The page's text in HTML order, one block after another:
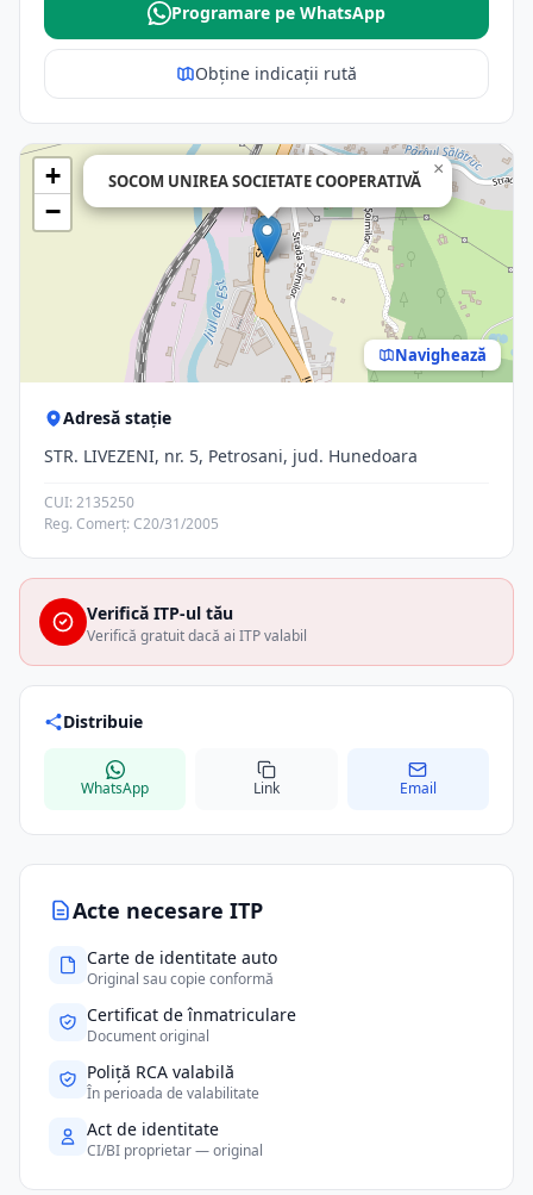
Acte necesare ITP
Carte de identitate auto
Original sau copie conformă
Certificat de înmatriculare
Document original
Poliță RCA valabilă
În perioada de valabilitate
Act de identitate
CI/BI proprietar — original
Programare pe WhatsApp
Obține indicații rută
SOCOM UNIREA SOCIETATE COOPERATIVĂ
×
+
−
Navighează
Adresă stație
STR. LIVEZENI, nr. 5, Petrosani, jud. Hunedoara
CUI: 2135250
Reg. Comerț: C20/31/2005
Verifică ITP-ul tău
Verifică gratuit dacă ai ITP valabil
Distribuie
WhatsApp Link Email